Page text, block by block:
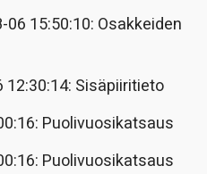
06 15:50:10: Osakkeiden
12:30:14: Sisäpiiritieto
Puolivuosikatsaus
Puolivuosikatsaus